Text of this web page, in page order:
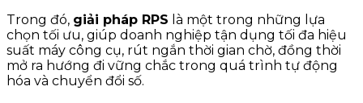
Trong đó, giải pháp RPS là một trong những lựa
chọn tối ưu, giúp doanh nghiệp tận dụng tối đa hiệu
suất máy công cụ, rút ngắn thời gian chờ, đồng thời
mở ra hướng đi vững chắc trong quá trình tự động
hóa và chuyển đổi số.